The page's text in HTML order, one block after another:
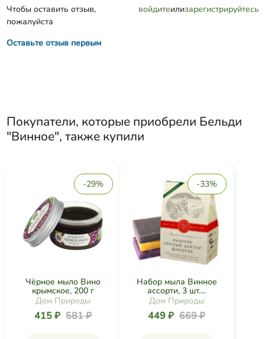
Чтобы оставить отзыв,
пожалуйста
войдитеилизарегистрируйтесь
Оставьте отзыв первым
Покупатели, которые приобрели Бельди
"Винное", также купили
-29%
Чёрное мыло Вино
крымское, 200 г
Дом Природы
415 ₽ 581 ₽
-33%
Набор мыла Винное
ассорти, 3 шт....
Дом Природы
449 ₽ 669 ₽